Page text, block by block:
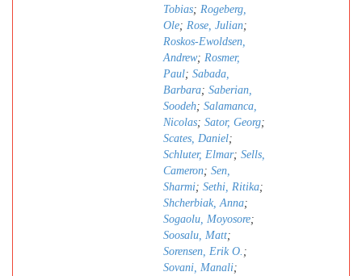
Tobias; Rogeberg,
Ole; Rose, Julian;
Roskos-Ewoldsen,
Andrew; Rosmer,
Paul; Sabada,
Barbara; Saberian,
Soodeh; Salamanca,
Nicolas; Sator, Georg;
Scates, Daniel;
Schluter, Elmar; Sells,
Cameron; Sen,
Sharmi; Sethi, Ritika;
Shcherbiak, Anna;
Sogaolu, Moyosore;
Soosalu, Matt;
Sorensen, Erik O. ;
Sovani, Manali;